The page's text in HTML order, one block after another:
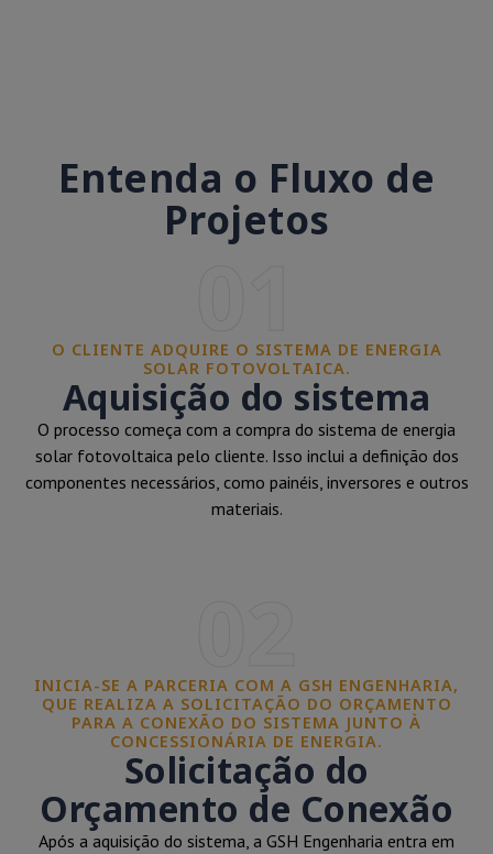
Entenda o Fluxo de
Projetos
O CLIENTE ADQUIRE O SISTEMA DE ENERGIA
SOLAR FOTOVOLTAICA.
Aquisição do sistema
O processo começa com a compra do sistema de energia
solar fotovoltaica pelo cliente. Isso inclui a definição dos
componentes necessários, como painéis, inversores e outros
materiais.
INICIA-SE A PARCERIA COM A GSH ENGENHARIA,
QUE REALIZA A SOLICITAÇÃO DO ORÇAMENTO
PARA A CONEXÃO DO SISTEMA JUNTO À
CONCESSIONÁRIA DE ENERGIA.
Solicitação do
Orçamento de Conexão
Após a aquisição do sistema, a GSH Engenharia entra em